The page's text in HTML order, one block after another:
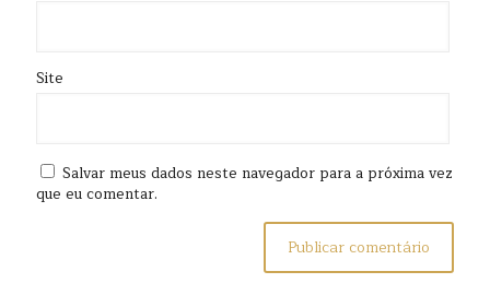
Site
Salvar meus dados neste navegador para a próxima vez
que eu comentar.